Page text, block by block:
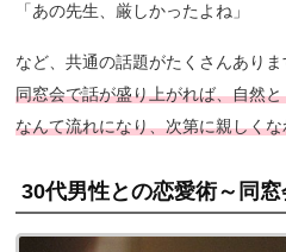
「あの先生、厳しかったよね」
など、共通の話題がたくさんありま
同窓会で話が盛り上がれば、自然
なんて流れになり、次第に親しくな
30代男性との恋愛術～同